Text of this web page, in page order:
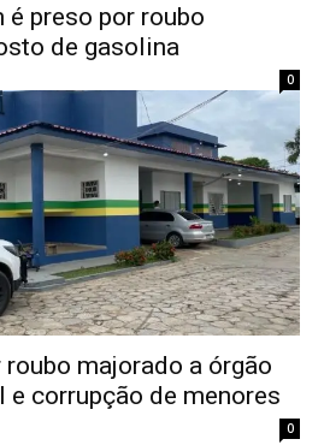
é preso por roubo
de gasolina
0
roubo majorado a órgão
corrupção de menores
0